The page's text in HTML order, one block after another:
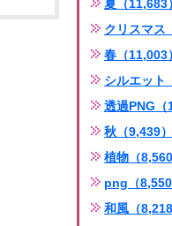
夏（11,683）
クリスマス
春（11,003）
シルエット
透過PNG（
秋（9,439）
植物（8,560
png（8,550
和風（8,218